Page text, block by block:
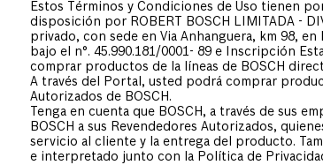
Estos Términos y Condiciones de Uso tienen
disposición por ROBERT BOSCH LIMITADA -
privado, con sede en Via Anhanguera, km 98,
bajo el n°. 45.990.181/0001- 89 e Inscripción
comprar productos de la líneas de BOSCH
A través del Portal, usted podrá comprar
Autorizados de BOSCH.
Tenga en cuenta que BOSCH, a través de sus
BOSCH a sus Revendedores Autorizados,
servicio al cliente y la entrega del producto.
e interpretado junto con la Política de